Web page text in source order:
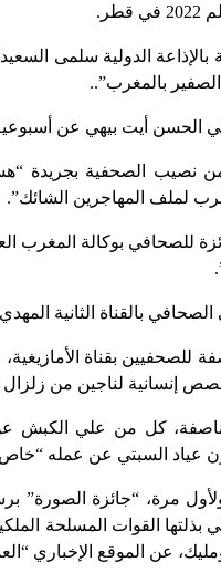
الدولية سلمى
بالمغرب”..
الحسن أيت بيهي عن
من نصيب الصحفية بجريدة
لملف المهاجرين الشائك”.
للصحافي بوكالة المغرب
بالقناة الثانية
للصحفيين بقناة
إنسانية لناجين من زلزال
كل من علي الكبش
عياد السبتي عن عمله
ولأول مرة، “جائزة
القوات المسلحة
عن الموقع الإخباري